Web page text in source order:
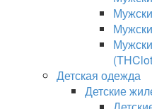
Детская одежда
Детские